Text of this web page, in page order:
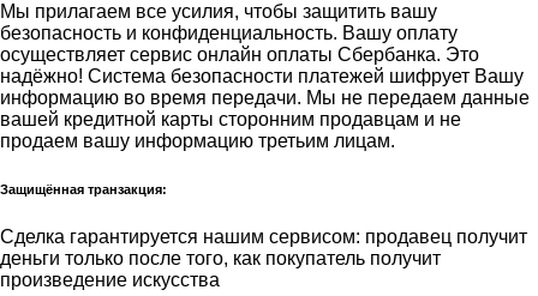
Мы прилагаем все усилия, чтобы защитить вашу
безопасность и конфиденциальность. Вашу оплату
осуществляет сервис онлайн оплаты Сбербанка. Это
надёжно! Система безопасности платежей шифрует Вашу
информацию во время передачи. Мы не передаем данные
вашей кредитной карты сторонним продавцам и не
продаем вашу информацию третьим лицам.
Защищённая транзакция:
Сделка гарантируется нашим сервисом: продавец получит
деньги только после того, как покупатель получит
произведение искусства